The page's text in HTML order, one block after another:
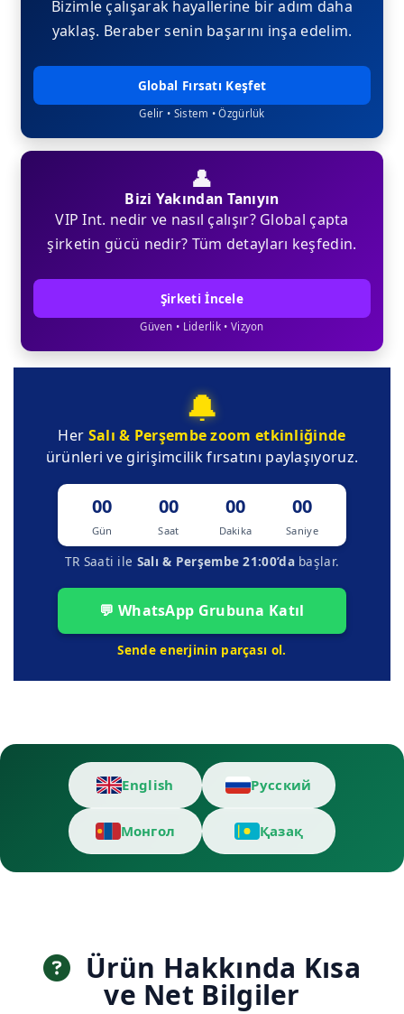
Bizimle çalışarak hayallerine bir adım daha
yaklaş. Beraber senin başarını inşa edelim.
Global Fırsatı Keşfet
Gelir • Sistem • Özgürlük
👤
Bizi Yakından Tanıyın
VIP Int. nedir ve nasıl çalışır? Global çapta
şirketin gücü nedir? Tüm detayları keşfedin.
Şirketi İncele
Güven • Liderlik • Vizyon
🔔
Her Salı & Perşembe zoom etkinliğinde
ürünleri ve girişimcilik fırsatını paylaşıyoruz.
00
Gün
00
Saat
00
Dakika
00
Saniye
TR Saati ile Salı & Perşembe 21:00’dabaşlar.
💬 WhatsApp Grubuna Katıl
Sende enerjinin parçası ol.
English Русский
Монгол Қазақ
Ürün Hakkında Kısa
ve Net Bilgiler